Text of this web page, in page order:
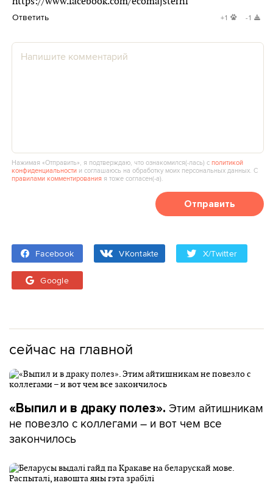
Ответить +1 -1
Нажимая «Отправить», я подтверждаю, что ознакомился(‑лась) сполитикой
конфиденциальности и соглашаюсь на обработку моих персональных данных. С
правилами комментирования я тоже согласен(‑а).
Отправить
Facebook VKontakte X/Twitter
Google
сейчас на главной
«Выпил и в драку полез». Этим айтишникам
не повезло с коллегами – и вот чем все
закончилось